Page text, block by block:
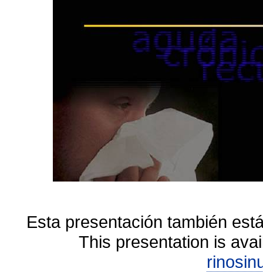
Esta presentación también
This presentation is